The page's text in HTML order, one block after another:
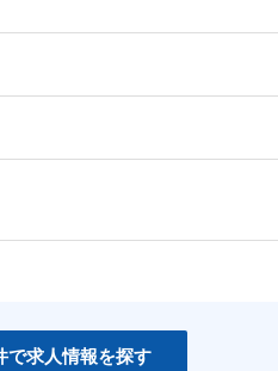
ネットワーク・サーバ運用・保守
Unity
で求人情報を探す